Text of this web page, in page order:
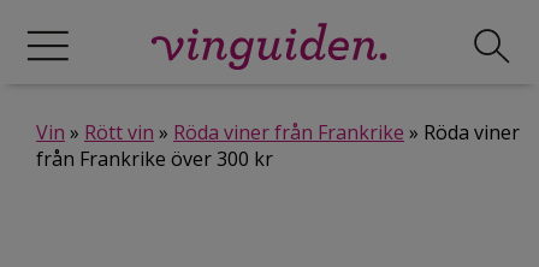
Vin » Rött vin » Röda viner från Frankrike » Röda viner
från Frankrike över 300 kr